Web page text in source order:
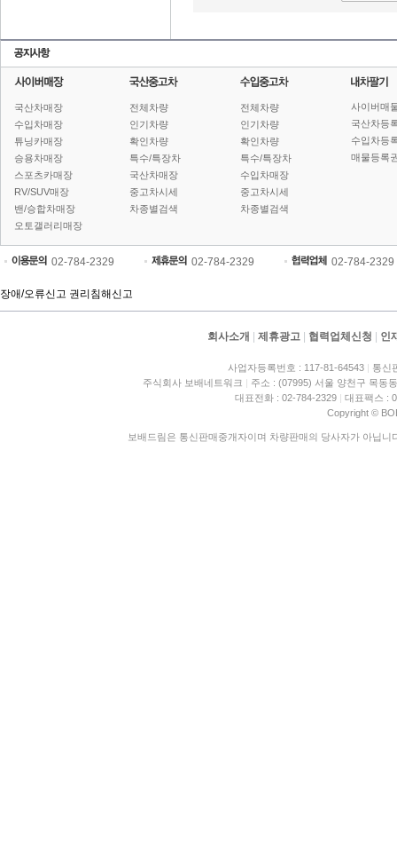
국산차매장
수입차매장
튜닝카매장
승용차매장
스포츠카매장
RV/SUV매장
밴/승합차매장
오토갤러리매장
전체차량
인기차량
확인차량
특수/특장차
국산차매장
중고차시세
차종별검색
전체차량
인기차량
확인차량
특수/특장차
수입차매장
중고차시세
차종별검색
사이버매
국산차등
수입차등
매물등록
02-784-2329 02-784-2329 02-784-2329
장애/오류신고 권리침해신고
회사소개 제휴광고 협력업체신청 인
사업자등록번호 : 117-81-64543 | 통신
주식회사 보배네트워크 | 주소 : (07995) 서울 양천구 목동
대표전화 : 02-784-2329 | 대표팩스 :
Copyright ©
보배드림은 통신판매중개자이며 차량판매의 당사자가 아닙